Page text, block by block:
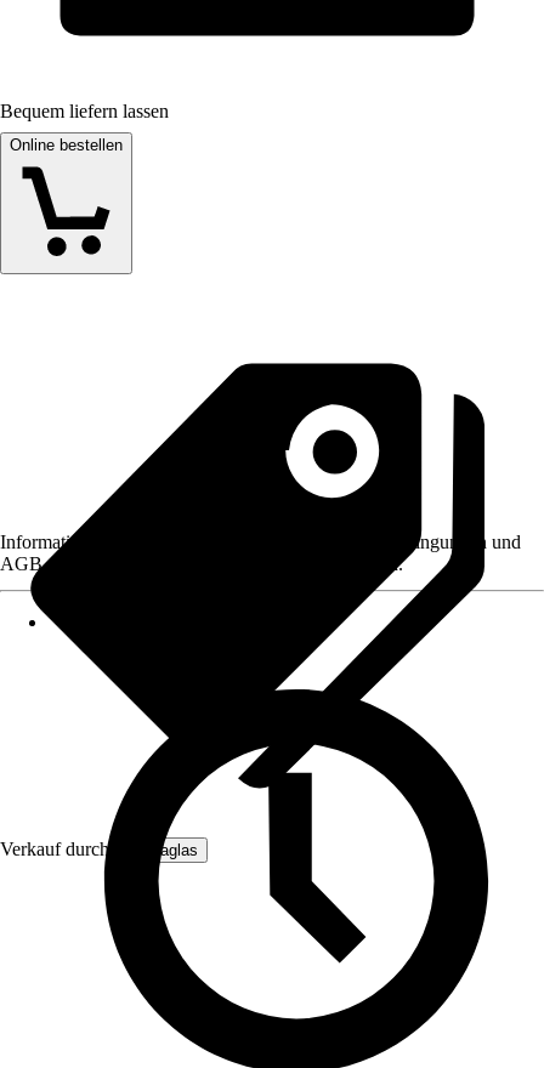
Bequem liefern lassen
Online bestellen
Verkauf durch: Hansaglas
Informationen des Verkäufers, wie z. B. Rückgabebedingungen und
AGB, finden Sie bei Klick auf den Verkäufernamen.